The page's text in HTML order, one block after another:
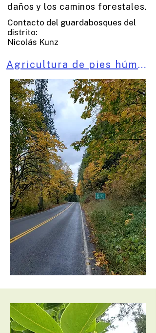
daños y los caminos forestales.
Contacto del guardabosques del
distrito:
Nicolás Kunz
Agricultura de pies húmedos: mejor terreno